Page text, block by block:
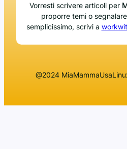
Vorresti scrivere articoli per
proporre temi o
semplicissimo, scrivi a
@2024